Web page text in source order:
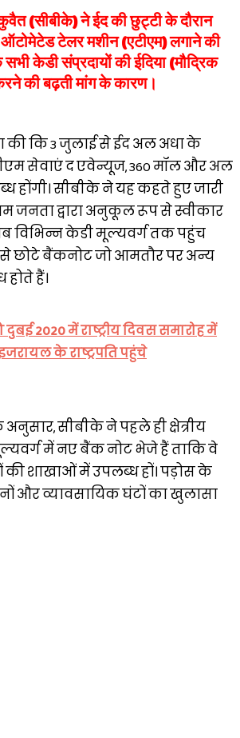
(सीबीके) ने ईद की छुट्टी के दौरान
टेलर मशीन (एटीएम) लगाने की
केडी संप्रदायों की ईदिया (मौद्रिक
की बढ़ती मांग के कारण।
की कि 3 जुलाई से ईद अल अधा के
सेवाएं द एवेन्यूज, 360 मॉल और अल
होंगी। सीबीके ने यह कहते हुए जारी
जनता द्वारा अनुकूल रूप से स्वीकार
विभिन्न केडी मूल्यवर्ग तक पहुंच
छोटे बैंकनोट जो आमतौर पर अन्य
हैं।
2020 में राष्ट्रीय दिवस समारोह में
के राष्ट्रपति पहुंचे
सीबीके ने पहले ही क्षेत्रीय
में नए बैंक नोट भेजे हैं ताकि वे
शाखाओं में उपलब्ध हों। पड़ोस के
और व्यावसायिक घंटों का खुलासा